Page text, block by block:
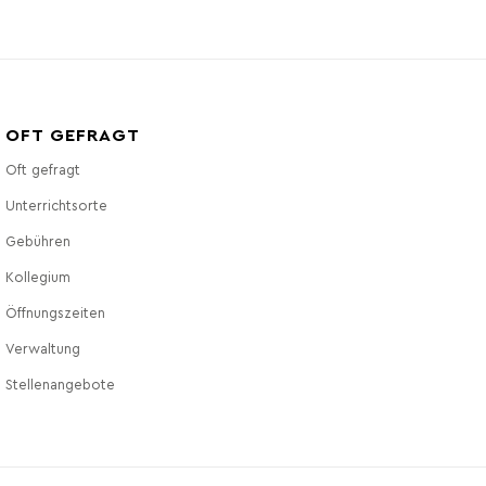
OFT GEFRAGT
Oft gefragt
Unterrichtsorte
Gebühren
Kollegium
Öffnungszeiten
Verwaltung
Stellenangebote